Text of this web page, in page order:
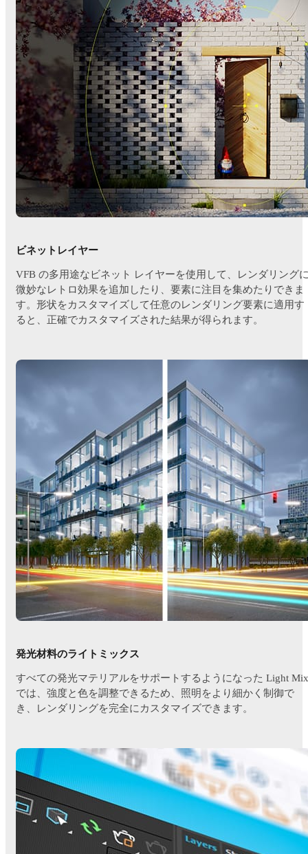
ビネットレイヤー
VFB の多用途なビネット レイヤーを使用して、レンダリング
微妙なレトロ効果を追加したり、要素に注目を集めたりできま
す。形状をカスタマイズして任意のレンダリング要素に適用す
ると、正確でカスタマイズされた結果が得られます。
発光材料のライトミックス
すべての発光マテリアルをサポートするようになった Light Mix
では、強度と色を調整できるため、照明をより細かく制御で
き、レンダリングを完全にカスタマイズできます。